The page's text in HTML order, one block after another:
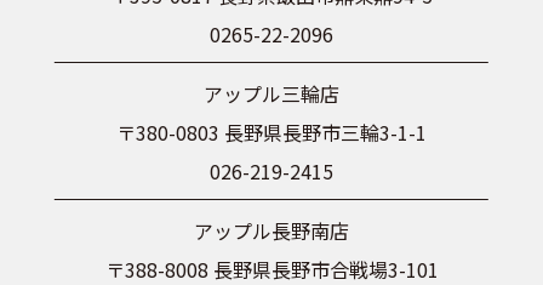
0265-22-2096
アップル三輪店
〒380-0803 長野県長野市三輪3-1-1
026-219-2415
アップル長野南店
〒388-8008 長野県長野市合戦場3-101